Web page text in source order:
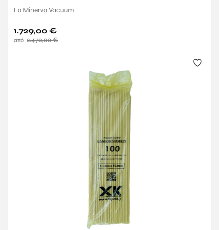
La Minerva Vacuum
2.470,00€
1.729,00 €